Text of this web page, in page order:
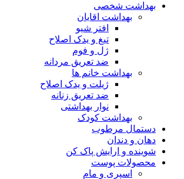
بهداشت شخصی
بهداشت اقایان
افتر شیو
تیغ و یدک اصلاح
ژل و فوم
ضد تعریق مردانه
بهداشت خانم ها
ژیلت و یدک اصلاح
ضد تعریق زنانه
نوار بهداشتی
بهداشت کودک
دستمال مرطوب
دهان و دندان
شوینده و ارایش پاک کن
محصولات پوست
اسپری و مام